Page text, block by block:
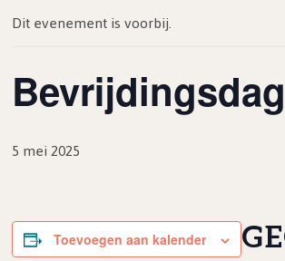
Dit evenement is voorbij.
Bevrijdingsdag
5 mei 2025
Toevoegen aan kalender